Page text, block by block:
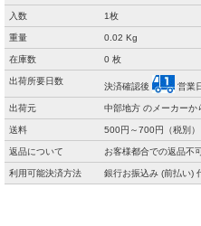
入数 1枚
重量 0.02 Kg
在庫数 0 枚
出荷所要日数
決済確認後 営業
出荷元 中部地方 のメーカーか
送料 500円～700円（税別
返品について お客様都合での返品不
利用可能決済方法 銀行お振込み (前払い)